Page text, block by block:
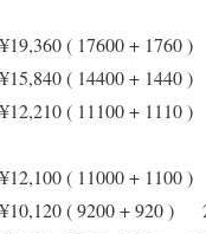
( 17600 + 1760
( 14400 + 1440
( 11100 +
( 11000 + 1100
( 9200 + 920 )